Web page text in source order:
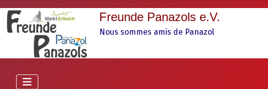
Freunde Panazols e.V.
Nous sommes amis de Panazol